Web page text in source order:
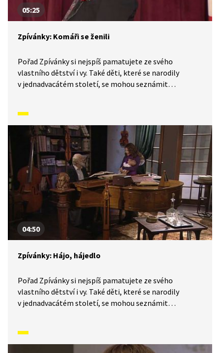
05:25
Zpívánky: Komáři se ženili
Pořad Zpívánky si nejspíš pamatujete ze svého
vlastního dětství i vy. Také děti, které se narodily
v jednadvacátém století, se mohou seznámit
představíme písničky i dobový kontext, ve kterém
vznikly. V tomto díle se naučíme píseň Komáři se ženili.
04:50
Zpívánky: Hájo, hájedlo
Pořad Zpívánky si nejspíš pamatujete ze svého
vlastního dětství i vy. Také děti, které se narodily
v jednadvacátém století, se mohou seznámit
představíme písničky i dobový kontext, ve kterém
vznikly. V tomto díle se naučíme ukolébavku Hájo,